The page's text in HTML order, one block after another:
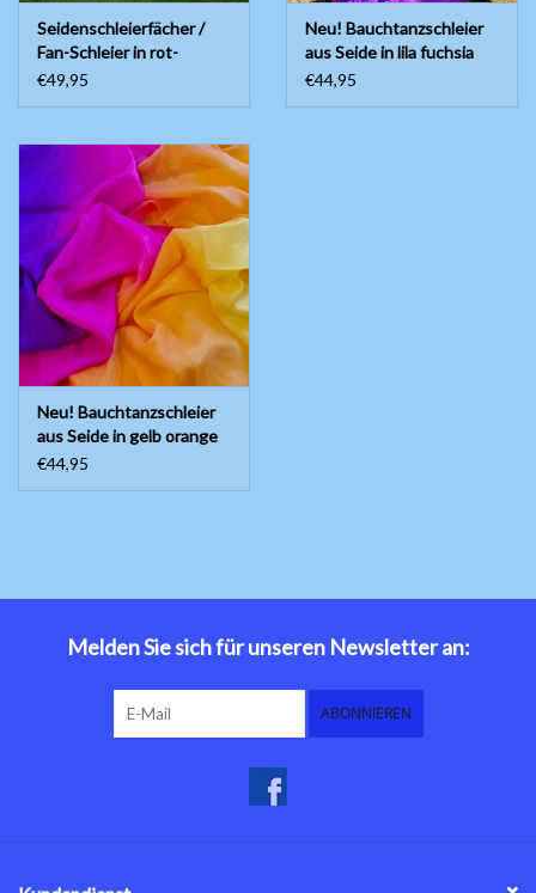
Seidenschleierfächer /
Fan-Schleier in rot-
orange-gelb
€49,95
Neu! Bauchtanzschleier
aus Seide in lila fuchsia
orange
€44,95
Neu! Bauchtanzschleier
aus Seide in gelb orange
fuchsia violett
€44,95
Melden Sie sich für unseren Newsletter an:
ABONNIEREN